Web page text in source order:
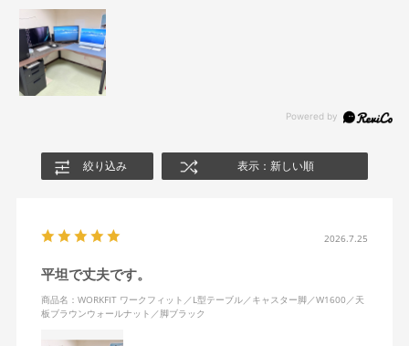
絞り込み 表示：新しい順
2026.7.25
平坦で丈夫です。
商品名：WORKFIT ワークフィット／L型テーブル／キャスター脚／W1600／天
板ブラウンウォールナット／脚ブラック